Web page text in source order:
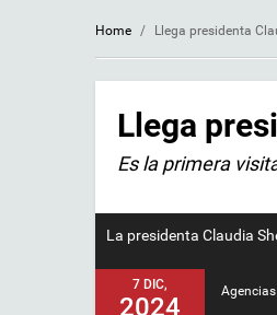
Home / Llega presidenta
Llega
Es la primera
La presidenta Claudia
7 DIC,
2024
Agencias